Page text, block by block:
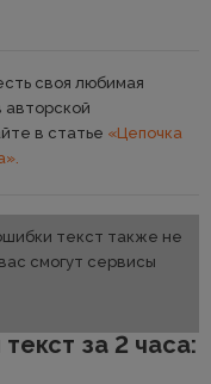
своя любимая
авторской
в статье «Цепочка
текст также не
смогут сервисы
за 2 часа: